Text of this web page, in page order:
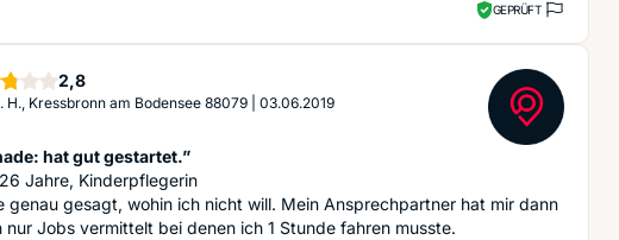
GEPRÜFT
2,8Sterne
H., Kressbronn am Bodensee 88079 03.06.2019
hat gut gestartet.”
Jahre, Kinderpflegerin
genau gesagt, wohin ich nicht will. Mein Ansprechpartner hat mir dann
nur Jobs vermittelt bei denen ich 1 Stunde fahren musste.